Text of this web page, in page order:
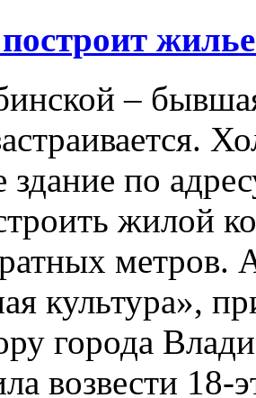
жилье
–
здание по
жилой
метров.
культура»,
города
возвести